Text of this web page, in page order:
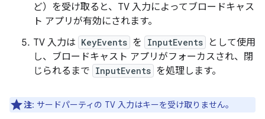
ど）を受け取ると、TV 入力によってブロードキャス
ト アプリが有効にされます。
TV 入力は KeyEvents を InputEvents
として使用
し、ブロードキャスト アプリがフォーカスされ、閉
じられるまで InputEvents を処理します。
注: サードパーティの TV 入力はキーを受け取りません。